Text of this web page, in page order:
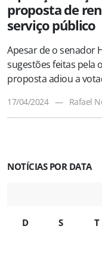
proposta de
serviço público
Apesar de o senador
sugestões feitas pela
proposta adiou a
17/04/2024 — Rafael
NOTÍCIAS POR DATA
D S T